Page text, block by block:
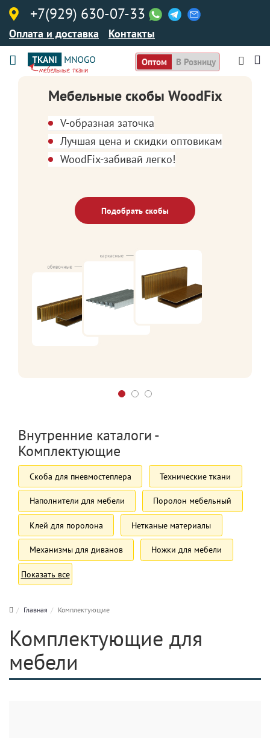
+7(929) 630-07-33
Оплата и доставка Контакты
Оптом В Розницу
Мебельные скобы WoodFix
V-образная заточка
Лучшая цена и скидки оптовикам
WoodFix-забивай легко!
Подобрать скобы
Внутренние каталоги -
Комплектующие
Скоба для пневмостеплера Технические ткани
Наполнители для мебели Поролон мебельный
Клей для поролона Нетканые материалы
Механизмы для диванов Ножки для мебели
Показать все
Главная Комплектующие
Комплектующие для
мебели